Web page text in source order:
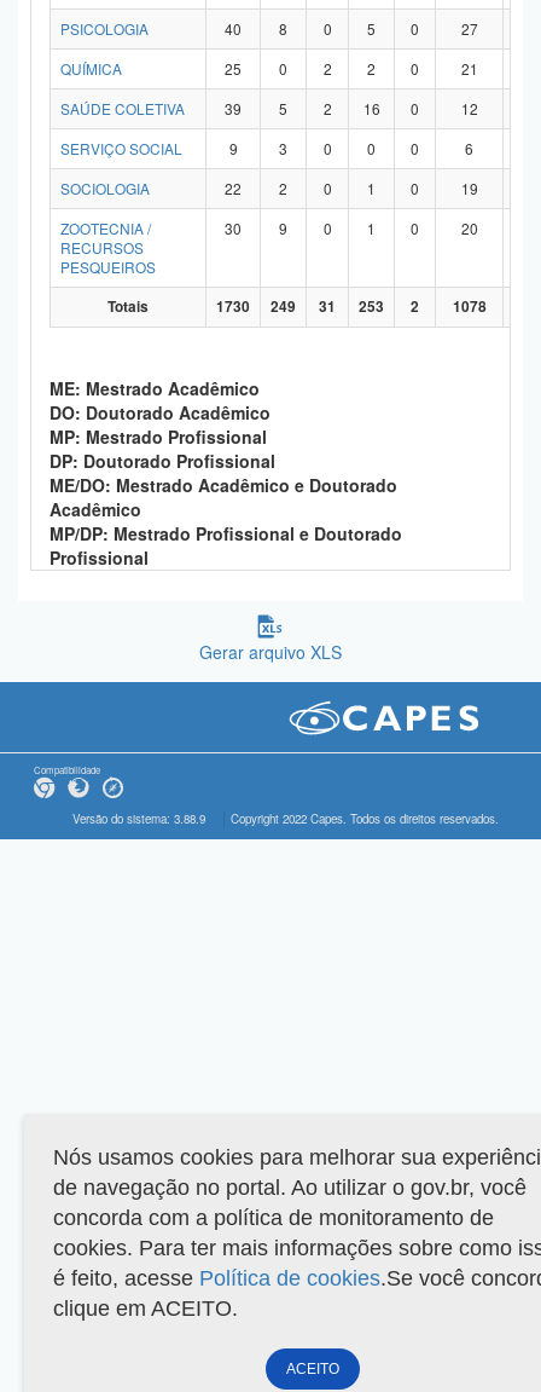
PSICOLOGIA 40 8 0 5 0 27
QUÍMICA
25 0 2 2 0 21
SAÚDE COLETIVA
39 5 2 16 0 12
SERVIÇO SOCIAL
9 3 0 0 0 6
SOCIOLOGIA
22 2 0 1 0 19
ZOOTECNIA /
RECURSOS
PESQUEIROS
30 9 0 1 0 20
Totais 1730 249 31 253 2 1078
ME: Mestrado Acadêmico
DO: Doutorado Acadêmico
MP: Mestrado Profissional
DP: Doutorado Profissional
ME/DO: Mestrado Acadêmico e Doutorado
Acadêmico
MP/DP: Mestrado Profissional e Doutorado
Profissional
Gerar arquivo XLS
Compatibilidade
Versão do sistema: 3.88.9 Copyright 2022 Capes. Todos os direitos reservados.
Nós usamos cookies para melhorar sua
de navegação no portal. Ao utilizar o gov.br, você
concorda com a política de monitoramento de
cookies. Para ter mais informações sobre como
é feito, acesse Política de cookies.Se você
clique em ACEITO.
ACEITO